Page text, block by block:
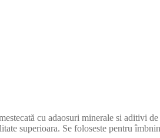
cu adaosuri minerale si aditivi
superioara. Se foloseste pentru